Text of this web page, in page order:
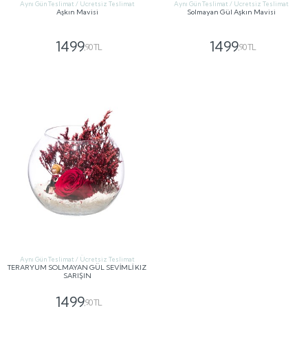
Aynı Gün Teslimat / Ücretsiz Teslimat
Aşkın Mavisi
1499,90 TL
Aynı Gün Teslimat / Ücretsiz Teslimat
Solmayan Gül Aşkın Mavisi
1499,90 TL
Aynı Gün Teslimat / Ücretsiz Teslimat
TERARYUM SOLMAYAN GÜL SEVİMLİ KIZ
SARIŞIN
1499,90 TL